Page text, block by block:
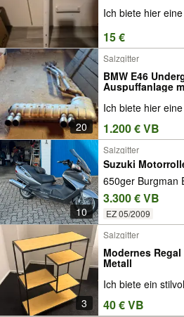
Ich biete hier
15 €
20
Salzgitter
BMW E46
Auspuffanlage
Ich biete hier
1.200 € VB
10
Salzgitter
Suzuki
650ger Burgman
3.300 € VB
EZ 05/2009
3
Salzgitter
Modernes
Metall
Ich biete ein
40 € VB